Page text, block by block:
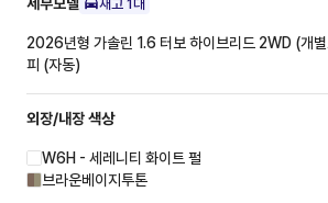
재고 1대
2026년형 가솔린 1.6 터보 하이브리드 2WD (개
피 (자동)
외장/내장색상
W6H - 세레니티 화이트 펄
브라운베이지투톤